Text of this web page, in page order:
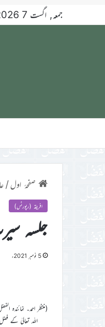
جمعہ, اگست 7 2026
صفحۂ اول/
افریقہ (رپورٹس)
جلسہ
5 نومبر 2021ء
(منتظر احمد۔ نمائندہ
اللہ تعالیٰ کے